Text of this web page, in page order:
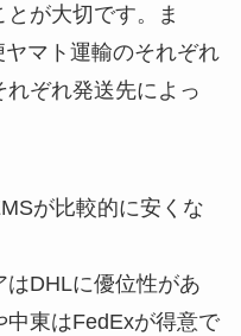
が大切です。ま
マト運輸のそれぞれ
ぞれ発送先によっ
が比較的に安くな
DHLに優位性があ
中東はFedExが得意で